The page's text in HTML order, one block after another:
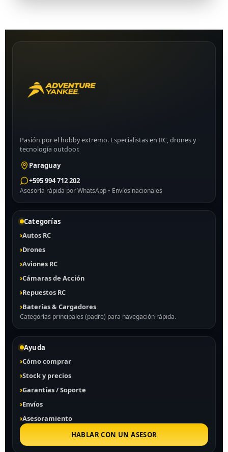
Pasión por el hobby extremo. Especialistas en RC, drones y
tecnología outdoor.
Paraguay
+595 994 712 202
Asesoría rápida por WhatsApp • Envíos nacionales
Categorías
Autos RC
Drones
Aviones RC
Cámaras de Acción
Repuestos RC
Baterías & Cargadores
Categorías principales (padre) para navegación rápida.
Ayuda
Cómo comprar
Stock y precios
Garantías / Soporte
Envíos
Asesoramiento
HABLAR CON UN ASESOR